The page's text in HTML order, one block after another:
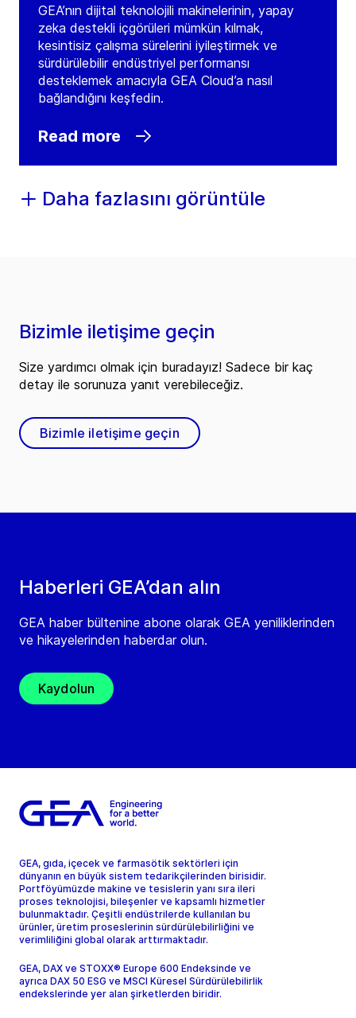
GEA’nın dijital teknolojili makinelerinin, yapay
zeka destekli içgörüleri mümkün kılmak,
kesintisiz çalışma sürelerini iyileştirmek ve
sürdürülebilir endüstriyel performansı
desteklemek amacıyla GEA Cloud’a nasıl
bağlandığını keşfedin.
Read more
Daha fazlasını görüntüle
Haberleri GEA’dan alın
GEA haber bültenine abone olarak GEA yeniliklerinden
ve hikayelerinden haberdar olun.
Kaydolun
Bizimle iletişime geçin
Size yardımcı olmak için buradayız! Sadece bir kaç
detay ile sorunuza yanıt verebileceğiz.
Bizimle iletişime geçin
GEA, gıda, içecek ve farmasötik sektörleri için
dünyanın en büyük sistem tedarikçilerinden birisidir.
Portföyümüzde makine ve tesislerin yanı sıra ileri
proses teknolojisi, bileşenler ve kapsamlı hizmetler
bulunmaktadır. Çeşitli endüstrilerde kullanılan bu
ürünler, üretim proseslerinin sürdürülebilirliğini ve
verimliliğini global olarak arttırmaktadır.
GEA, DAX ve STOXX® Europe 600 Endeksinde ve
ayrıca DAX 50 ESG ve MSCI Küresel Sürdürülebilirlik
endekslerinde yer alan şirketlerden biridir.